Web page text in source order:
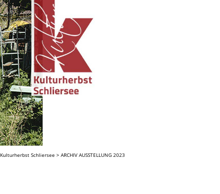
Kulturherbst Schliersee > ARCHIV AUSSTELLUNG 2023